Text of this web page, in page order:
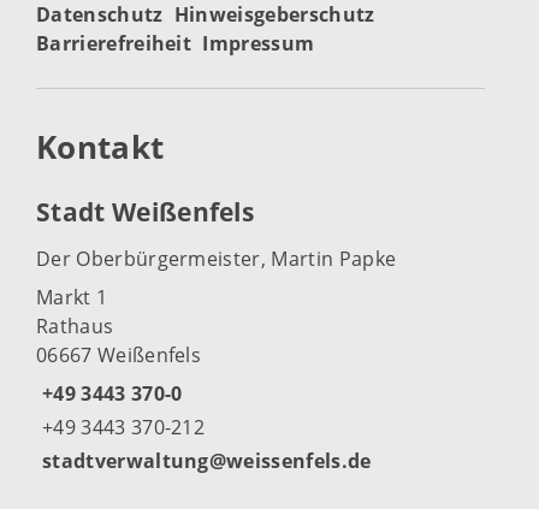
Datenschutz Hinweisgeberschutz
Barrierefreiheit Impressum
Kontakt
Stadt Weißenfels
Der Oberbürgermeister, Martin Papke
Markt 1
Rathaus
06667 Weißenfels
+49 3443 370-0
+49 3443 370-212
stadtverwaltung@weissenfels.de